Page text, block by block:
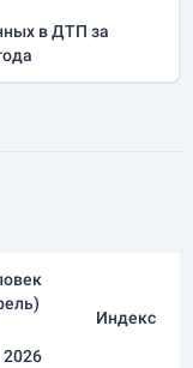
в ДТП за
)
Индекс
2026